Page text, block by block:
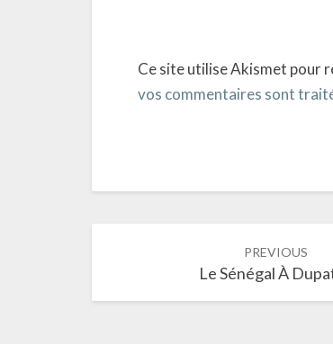
Ce site utilise Akismet pour
vos commentaires sont
navigation
PREVIOUS
Le Sénégal À